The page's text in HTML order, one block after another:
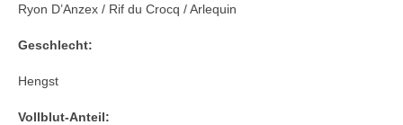
Pachat II
Ryon D’Anzex / Rif du Crocq / Arlequin
Geschlecht:
Hengst
Vollblut-Anteil: